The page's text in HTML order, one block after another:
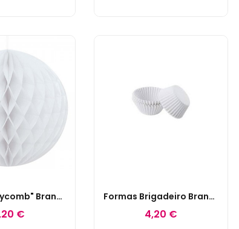
Bola "Honeycomb" Branca
€
Formas Brigadeiro Branco
4,20 €